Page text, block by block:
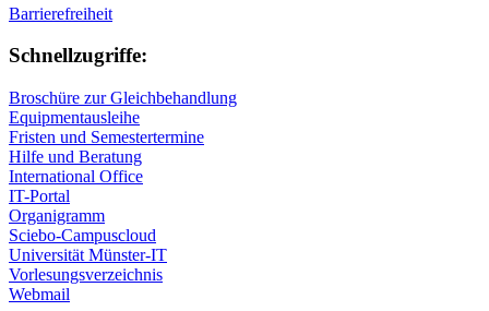
Barrierefreiheit
Schnellzugriffe:
Broschüre zur Gleichbehandlung
Equipmentausleihe
Fristen und Semestertermine
Hilfe und Beratung
International Office
IT-Portal
Organigramm
Sciebo-Campuscloud
Universität Münster-IT
Vorlesungsverzeichnis
Webmail